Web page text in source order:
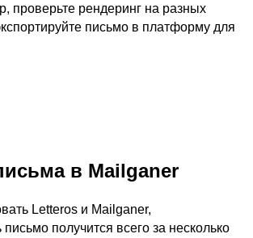
проверьте рендеринг на разных
письмо в платформу для
в Mailganer
Letteros и Mailganer,
письмо получится всего за несколько